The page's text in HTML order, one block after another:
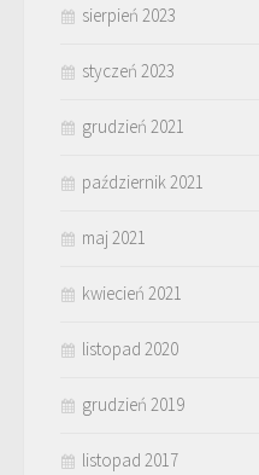
sierpień 2023
styczeń 2023
grudzień 2021
październik 2021
maj 2021
kwiecień 2021
listopad 2020
grudzień 2019
listopad 2017